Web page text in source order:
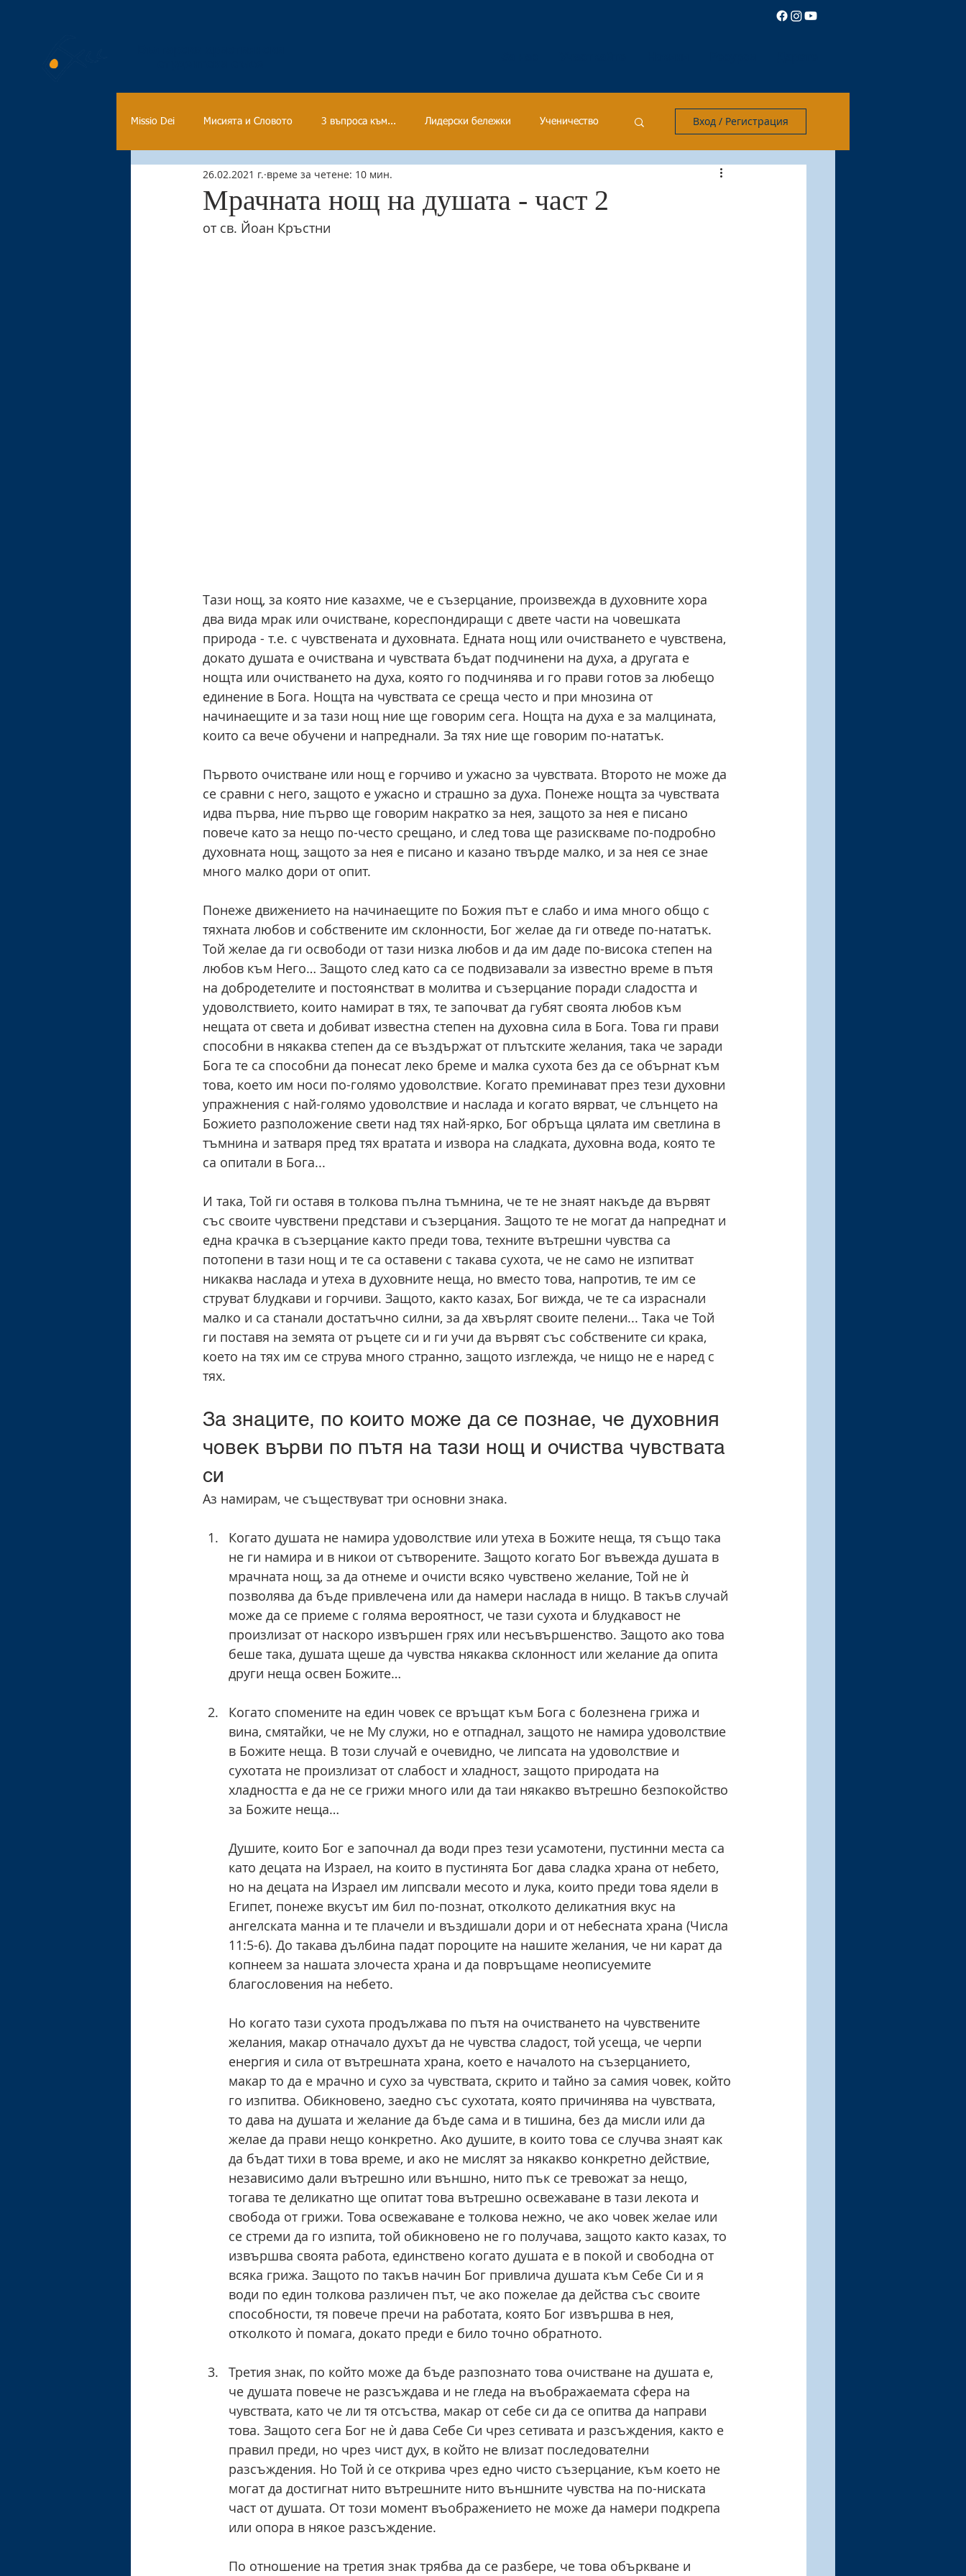
Missio Dei Мисията и Словото 3 въпроса към... Лидерски бележки Ученичество
Студентски живот
Вход / Регистрация
Мрачната нощ на душата - част 2
26.02.2021 г. време за четене: 10 мин.
от св. Йоан Кръстни
Тази нощ, за която ние казахме, че е съзерцание, произвежда в духовните хора
два вида мрак или очистване, кореспондиращи с двете части на човешката
природа - т.е. с чувствената и духовната. Едната нощ или очистването е чувствена,
докато душата е очиствана и чувствата бъдат подчинени на духа, а другата е
нощта или очистването на духа, която го подчинява и го прави готов за любещо
единение в Бога. Нощта на чувствата се среща често и при мнозина от
начинаещите и за тази нощ ние ще говорим сега. Нощта на духа е за малцината,
които са вече обучени и напреднали. За тях ние ще говорим по-нататък.
Първото очистване или нощ е горчиво и ужасно за чувствата. Второто не може да
се сравни с него, защото е ужасно и страшно за духа. Понеже нощта за чувствата
идва първа, ние първо ще говорим накратко за нея, защото за нея е писано
повече като за нещо по-често срещано, и след това ще разискваме по-подробно
духовната нощ, защото за нея е писано и казано твърде малко, и за нея се знае
много малко дори от опит.
Понеже движението на начинаещите по Божия път е слабо и има много общо с
тяхната любов и собствените им склонности, Бог желае да ги отведе по-нататък.
Той желае да ги освободи от тази низка любов и да им даде по-висока степен на
любов към Него… Защото след като са се подвизавали за известно време в пътя
на добродетелите и постоянстват в молитва и съзерцание поради сладостта и
удоволствието, които намират в тях, те започват да губят своята любов към
нещата от света и добиват известна степен на духовна сила в Бога. Това ги прави
способни в някаква степен да се въздържат от плътските желания, така че заради
Бога те са способни да понесат леко бреме и малка сухота без да се обърнат към
това, което им носи по-голямо удоволствие. Когато преминават през тези духовни
упражнения с най-голямо удоволствие и наслада и когато вярват, че слънцето на
Божието разположение свети над тях най-ярко, Бог обръща цялата им светлина в
тъмнина и затваря пред тях вратата и извора на сладката, духовна вода, която те
са опитали в Бога...
И така, Той ги оставя в толкова пълна тъмнина, че те не знаят накъде да вървят
със своите чувствени представи и съзерцания. Защото те не могат да напреднат и
една крачка в съзерцание както преди това, техните вътрешни чувства са
потопени в тази нощ и те са оставени с такава сухота, че не само не изпитват
никаква наслада и утеха в духовните неща, но вместо това, напротив, те им се
струват блудкави и горчиви. Защото, както казах, Бог вижда, че те са израснали
малко и са станали достатъчно силни, за да хвърлят своите пелени... Така че Той
ги поставя на земята от ръцете си и ги учи да вървят със собствените си крака,
което на тях им се струва много странно, защото изглежда, че нищо не е наред с
тях.
За знаците, по които може да се познае, че духовния
човек върви по пътя на тази нощ и очиства чувствата
си
Аз намирам, че съществуват три основни знака.
Когато душата не намира удоволствие или утеха в Божите неща, тя също така
не ги намира и в никои от сътворените. Защото когато Бог въвежда душата в
мрачната нощ, за да отнеме и очисти всяко чувствено желание, Той не ѝ
позволява да бъде привлечена или да намери наслада в нищо. В такъв случай
може да се приеме с голяма вероятност, че тази сухота и блудкавост не
произлизат от наскоро извършен грях или несъвършенство. Защото ако това
беше така, душата щеше да чувства някаква склонност или желание да опита
други неща освен Божите…
Когато спомените на един човек се връщат към Бога с болезнена грижа и
вина, смятайки, че не Му служи, но е отпаднал, защото не намира удоволствие
в Божите неща. В този случай е очевидно, че липсата на удоволствие и
сухотата не произлизат от слабост и хладност, защото природата на
хладността е да не се грижи много или да таи някакво вътрешно безпокойство
за Божите неща…
Душите, които Бог е започнал да води през тези усамотени, пустинни места са
като децата на Израел, на които в пустинята Бог дава сладка храна от небето,
но на децата на Израел им липсвали месото и лука, които преди това ядели в
Египет, понеже вкусът им бил по-познат, отколкото деликатния вкус на
ангелската манна и те плачели и въздишали дори и от небесната храна (Числа
11:5-6). До такава дълбина падат пороците на нашите желания, че ни карат да
копнеем за нашата злочеста храна и да повръщаме неописуемите
благословения на небето.
Но когато тази сухота продължава по пътя на очистването на чувствените
желания, макар отначало духът да не чувства сладост, той усеща, че черпи
енергия и сила от вътрешната храна, което е началото на съзерцанието,
макар то да е мрачно и сухо за чувствата, скрито и тайно за самия човек, който
го изпитва. Обикновено, заедно със сухотата, която причинява на чувствата,
то дава на душата и желание да бъде сама и в тишина, без да мисли или да
желае да прави нещо конкретно. Ако душите, в които това се случва знаят как
да бъдат тихи в това време, и ако не мислят за някакво конкретно действие,
независимо дали вътрешно или външно, нито пък се тревожат за нещо,
тогава те деликатно ще опитат това вътрешно освежаване в тази лекота и
свобода от грижи. Това освежаване е толкова нежно, че ако човек желае или
се стреми да го изпита, той обикновено не го получава, защото както казах, то
извършва своята работа, единствено когато душата е в покой и свободна от
всяка грижа. Защото по такъв начин Бог привлича душата към Себе Си и я
води по един толкова различен път, че ако пожелае да действа със своите
способности, тя повече пречи на работата, която Бог извършва в нея,
отколкото ѝ помага, докато преди е било точно обратното.
Третия знак, по който може да бъде разпознато това очистване на душата е,
че душата повече не разсъждава и не гледа на въображаемата сфера на
чувствата, като че ли тя отсъства, макар от себе си да се опитва да направи
това. Защото сега Бог не ѝ дава Себе Си чрез сетивата и разсъждения, както е
правил преди, но чрез чист дух, в който не влизат последователни
разсъждения. Но Той ѝ се открива чрез едно чисто съзерцание, към което не
могат да достигнат нито вътрешните нито външните чувства на по-ниската
част от душата. От този момент въображението не може да намери подкрепа
или опора в някое разсъждение.
По отношение на третия знак трябва да се разбере, че това объркване и